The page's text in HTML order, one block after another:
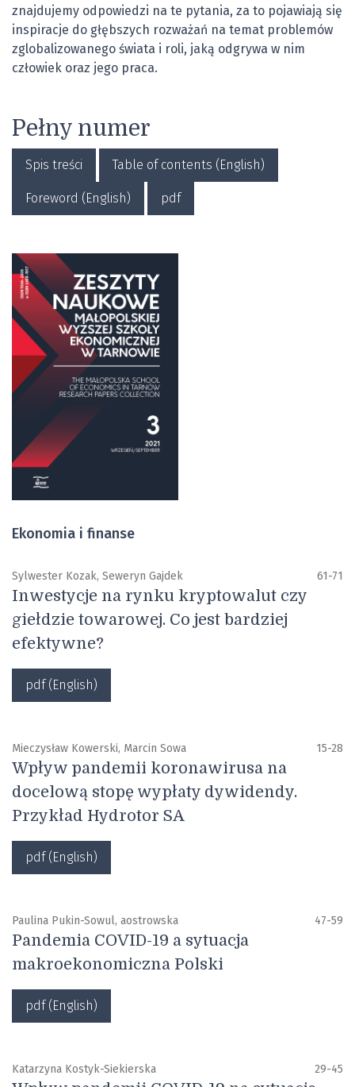
znajdujemy odpowiedzi na te pytania, za to pojawiają się
inspiracje do głębszych rozważań na temat problemów
zglobalizowanego świata i roli, jaką odgrywa w nim
człowiek oraz jego praca.
Pełny numer
Spis treści Table of contents (English)
Foreword (English) pdf
Ekonomia i finanse
Sylwester Kozak, Seweryn Gajdek 61-71
Inwestycje na rynku kryptowalut czy
giełdzie towarowej. Co jest bardziej
efektywne?
pdf (English)
Mieczysław Kowerski, Marcin Sowa 15-28
Wpływ pandemii koronawirusa na
docelową stopę wypłaty dywidendy.
Przykład Hydrotor SA
pdf (English)
Paulina Pukin-Sowul, aostrowska 47-59
Pandemia COVID-19 a sytuacja
makroekonomiczna Polski
pdf (English)
Katarzyna Kostyk-Siekierska 29-45